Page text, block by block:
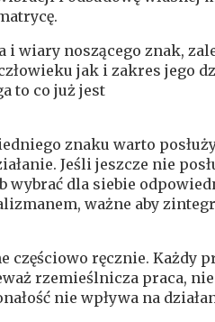
i wiary noszącego znak,
jak i zakres jego
to co już jest
znaku warto
Jeśli jeszcze nie
wybrać dla siebie
ważne aby
częściowo ręcznie. Każdy
rzemieślnicza praca,
nie wpływa na